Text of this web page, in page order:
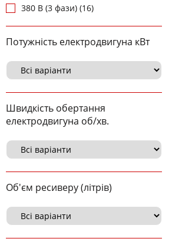
380 В (3 фази) (16)
Потужність електродвигуна кВт
Швидкість обертання
електродвигуна об/хв.
Об'єм ресиверу (літрів)